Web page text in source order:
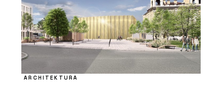
SLUŽBY
Fotografická výstava Project Wall –
ARCHITECT@WORK
ARCHITEKTURA